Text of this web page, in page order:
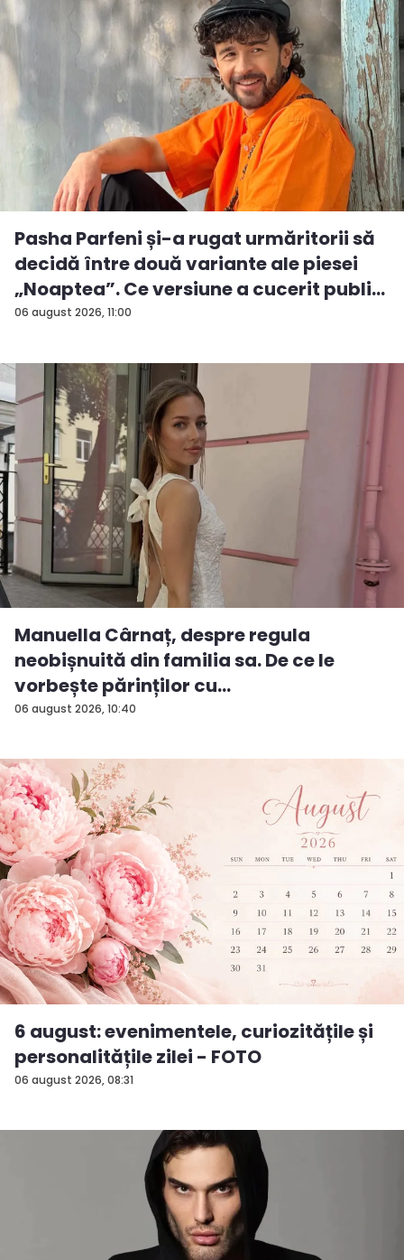
06 august 2026, 11:00
Pasha Parfeni și-a rugat urmăritorii să
decidă între două variante ale piesei
„Noaptea”. Ce versiune a cucerit publi...
06 august 2026, 10:40
Manuella Cârnaț, despre regula
neobișnuită din familia sa. De ce le
vorbește părinților cu
„dumneavoastră...
06 august 2026, 08:31
6 august: evenimentele, curiozitățile și
personalitățile zilei - FOTO